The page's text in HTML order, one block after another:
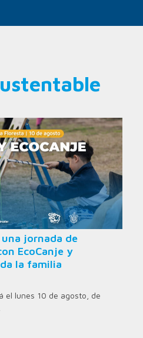
jornada de
EcoCanje y
la familia
el lunes 10 de agosto, de